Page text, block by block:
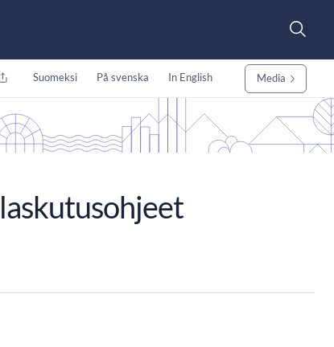
Suomeksi På svenska In English Media